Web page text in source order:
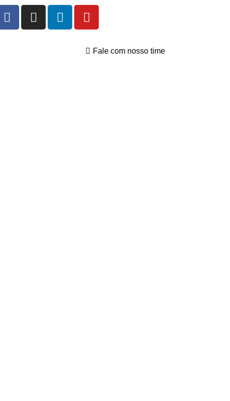
Fale com nosso time